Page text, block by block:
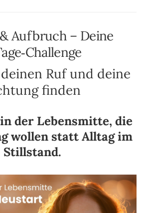
Aufbruch – Deine
Ruf und deine
finden
der Lebensmitte, die
wollen statt Alltag im
Stillstand.